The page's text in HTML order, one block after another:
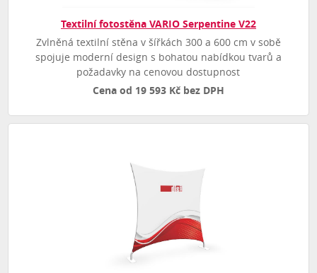
Textilní fotostěna VARIO Serpentine V22
Zvlněná textilní stěna v šířkách 300 a 600 cm v sobě
spojuje moderní design s bohatou nabídkou tvarů a
požadavky na cenovou dostupnost
Cena od 19 593 Kč bez DPH